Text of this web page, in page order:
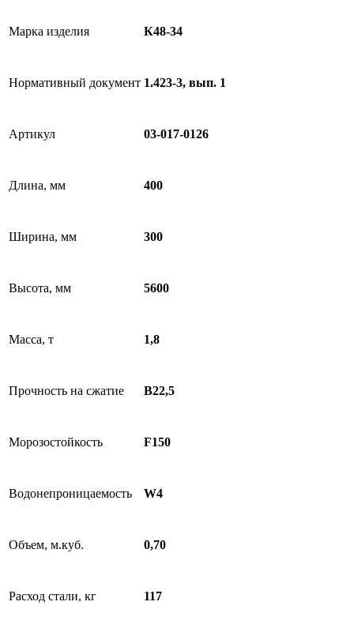
Марка изделия К48-34
Нормативный документ 1.423-3, вып. 1
Артикул 03-017-0126
Длина, мм 400
Ширина, мм 300
Высота, мм 5600
Масса, т 1,8
Прочность на сжатие В22,5
Морозостойкость F150
Водонепроницаемость W4
Объем, м.куб. 0,70
Расход стали, кг 117